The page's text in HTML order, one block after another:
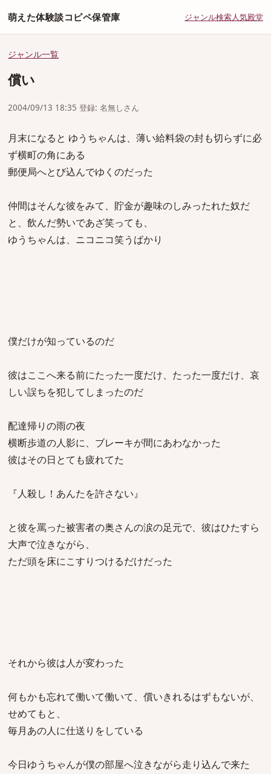
萌えた体験談コピペ保管庫 ジャンル検索人気殿堂
ジャンル一覧
償い
2004/09/13 18:35 登録: 名無しさん
月末になると ゆうちゃんは、薄い給料袋の封も切らずに必
ず横町の角にある
郵便局へとび込んでゆくのだった
仲間はそんな彼をみて、貯金が趣味のしみったれた奴だ
と、飲んだ勢いであざ笑っても、
ゆうちゃんは、ニコニコ笑うばかり
僕だけが知っているのだ
彼はここへ来る前にたった一度だけ、たった一度だけ、哀
しい誤ちを犯してしまったのだ
配達帰りの雨の夜
横断歩道の人影に、ブレーキが間にあわなかった
彼はその日とても疲れてた
『人殺し！あんたを許さない』
と彼を罵った被害者の奥さんの涙の足元で、彼はひたすら
大声で泣きながら、
ただ頭を床にこすりつけるだけだった
それから彼は人が変わった
何もかも忘れて働いて働いて、償いきれるはずもないが、
せめてもと、
毎月あの人に仕送りをしている
今日ゆうちゃんが僕の部屋へ泣きながら走り込んで来た